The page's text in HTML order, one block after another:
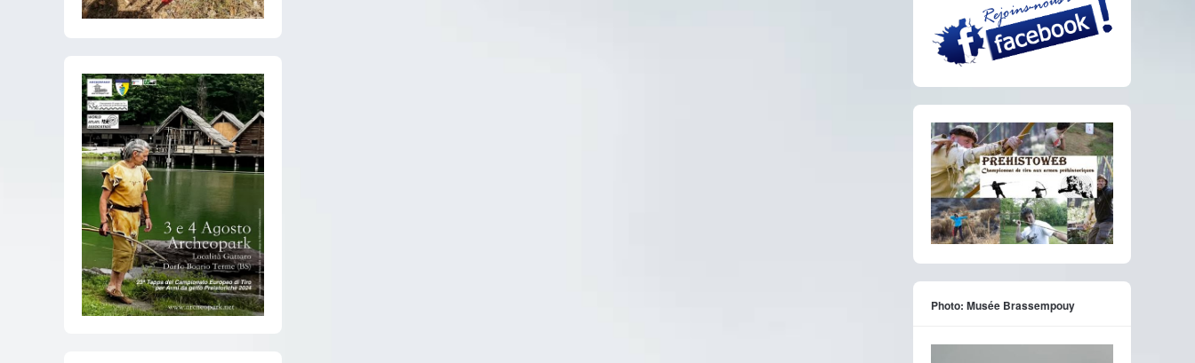
Photo: Musée Brassempouy